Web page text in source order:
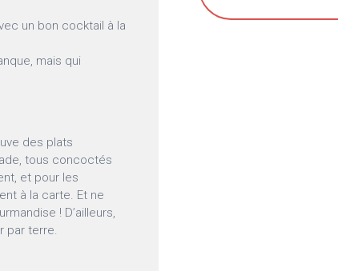
un bon cocktail à la
mais qui
des plats
tous concoctés
et pour les
à la carte. Et ne
! D’ailleurs,
par terre.